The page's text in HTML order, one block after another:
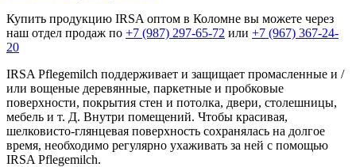
Купить продукцию IRSA оптом в Коломне вы можете через
наш отдел продаж по +7 (987) 297-65-72 или +7 (967) 367-24-
20
IRSA Pflegemilch поддерживает и защищает промасленные и /
или вощеные деревянные, паркетные и пробковые
поверхности, покрытия стен и потолка, двери, столешницы,
мебель и т. Д. Внутри помещений. Чтобы красивая,
шелковисто-глянцевая поверхность сохранялась на долгое
время, необходимо регулярно ухаживать за ней с помощью
IRSA Pflegemilch.